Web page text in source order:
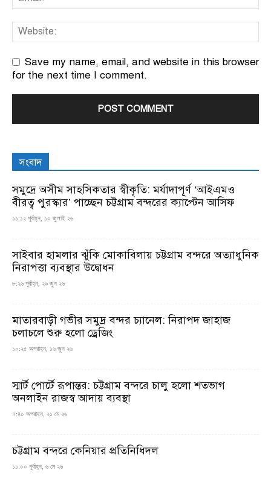
Save my name, email, and website in this browser
for the next time I comment.
সংবাদ
সমুদ্রে অসীম সাহসিকতার স্বীকৃতি: মর্যাদাপূর্ণ ‘আইএমও
বীরত্ব পুরস্কার’ পাচ্ছেন চট্টগ্রাম বন্দরের ক্যাপ্টেন আসিফ
১১:১২ পূর্বাহ্ন, ১০ জুলাই ২৬
সাইবার হামলার ঝুঁকি মোকাবিলায় চট্টগ্রাম বন্দরে অত্যাধুনিক
নিরাপত্তা ব্যবস্থার উদ্বোধন
৮:২৬ পূর্বাহ্ন, ২৯ জুন ২৬
মাতারবাড়ী গভীর সমুদ্র বন্দর চ্যানেল: নিরাপদ জাহাজ
চলাচলে শুরু হলো ড্রেজিং
১০:২৫ অপরাহ্ন, ১৬ জুন ২৬
স্মার্ট পোর্টে রূপান্তর: চট্টগ্রাম বন্দরে চালু হলো শতভাগ
অনলাইন রাজস্ব আদায় ব্যবস্থা
৭:৪০ অপরাহ্ন, ২১ মে ২৬
চট্টগ্রাম বন্দরে কেনিয়ার প্রতিনিধিদল
১১:০০ পূর্বাহ্ন, ৬ মে ২৬